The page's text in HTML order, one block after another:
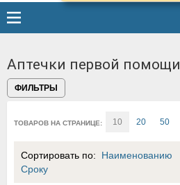
Аптечки первой помощи
ФИЛЬТРЫ
ТОВАРОВ НА СТРАНИЦЕ: 10 20 50
Сортировать по: Наименованию
Сроку